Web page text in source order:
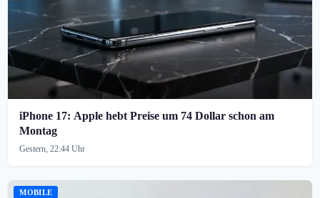
iPhone 17: Apple hebt Preise um 74 Dollar schon am
Montag
Gestern, 22:44 Uhr
MOBILE